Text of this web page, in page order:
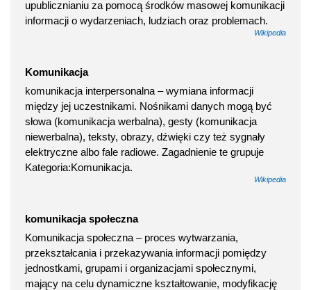
upublicznianiu za pomocą środków masowej komunikacji
informacji o wydarzeniach, ludziach oraz problemach.
Wikipedia
Komunikacja
komunikacja interpersonalna – wymiana informacji
między jej uczestnikami. Nośnikami danych mogą być
słowa (komunikacja werbalna), gesty (komunikacja
niewerbalna), teksty, obrazy, dźwięki czy też sygnały
elektryczne albo fale radiowe. Zagadnienie te grupuje
Kategoria:Komunikacja.
Wikipedia
komunikacja społeczna
Komunikacja społeczna – proces wytwarzania,
przekształcania i przekazywania informacji pomiędzy
jednostkami, grupami i organizacjami społecznymi,
mający na celu dynamiczne kształtowanie, modyfikację